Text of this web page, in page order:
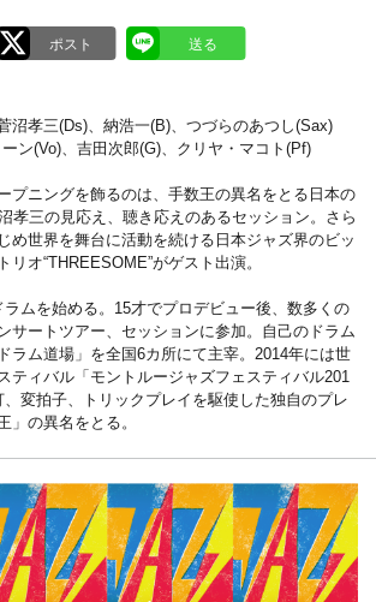
沼孝三(Ds)、納浩一(B)、つづらのあつし(Sax)
ン(Vo)、吉田次郎(G)、クリヤ・マコト(Pf)
プニングを飾るのは、手数王の異名をとる日本の
孝三の見応え、聴き応えのあるセッション。さら
め世界を舞台に活動を続ける日本ジャズ界のビッ
リオ“THREESOME”がゲスト出演。
ムを始める。15才でプロデビュー後、数多くの
サートツアー、セッションに参加。自己のドラム
ラム道場」を全国6カ所にて主宰。2014年には世
ティバル「モントルージャズフェスティバル201
変拍子、トリックプレイを駆使した独自のプレ
」の異名をとる。